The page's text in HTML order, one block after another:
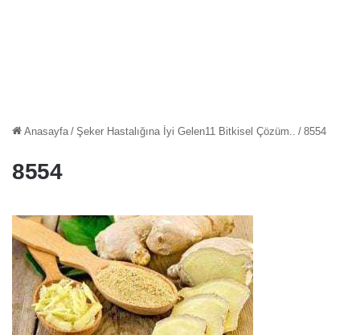
Anasayfa / Şeker Hastalığına İyi Gelen11 Bitkisel Çözüm.. / 8554
8554